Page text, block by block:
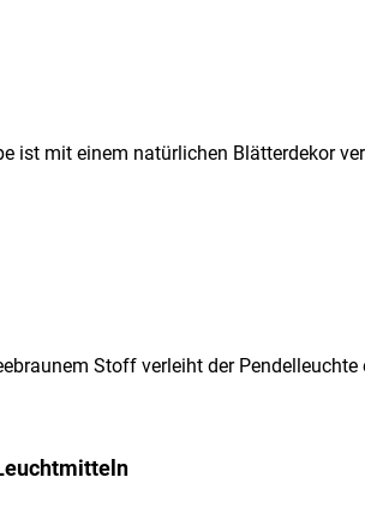
ist mit einem natürlichen Blätterdekor
Stoff verleiht der